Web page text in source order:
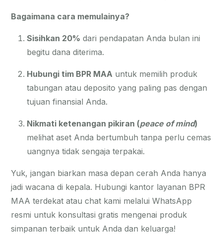
Bagaimana cara memulainya?
Sisihkan 20% dari pendapatan Anda bulan ini
begitu dana diterima.
Hubungi tim BPR MAA untuk memilih produk
tabungan atau deposito yang paling pas dengan
tujuan finansial Anda.
Nikmati ketenangan pikiran (peace of mind)
melihat aset Anda bertumbuh tanpa perlu cemas
uangnya tidak sengaja terpakai.
Yuk, jangan biarkan masa depan cerah Anda hanya
jadi wacana di kepala. Hubungi kantor layanan BPR
MAA terdekat atau chat kami melalui WhatsApp
resmi untuk konsultasi gratis mengenai produk
simpanan terbaik untuk Anda dan keluarga!